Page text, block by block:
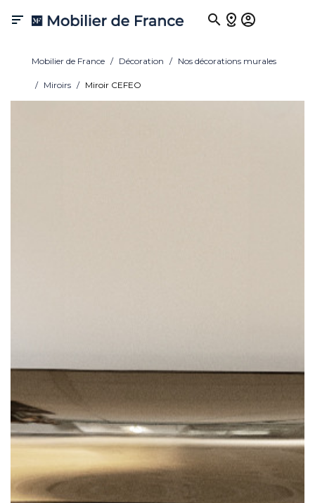

Mobilier de France Décoration Nos décorations murales
Miroirs Miroir CEFEO